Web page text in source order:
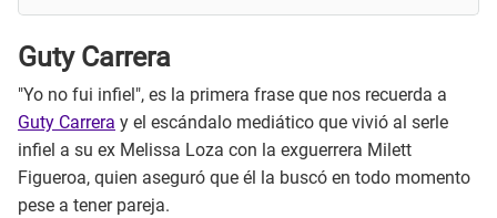
Guty Carrera
"Yo no fui infiel", es la primera frase que nos recuerda a
Guty Carrera y el escándalo mediático que vivió al serle
infiel a su ex Melissa Loza con la exguerrera Milett
Figueroa, quien aseguró que él la buscó en todo momento
pese a tener pareja.